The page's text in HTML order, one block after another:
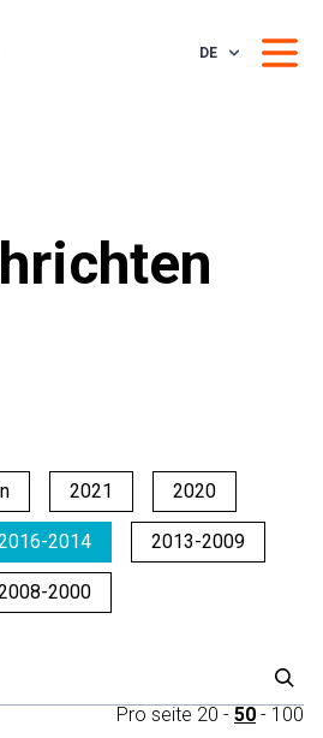
DE
2021 2020
2014 2013-2009
2000
Pro seite 20 - 50 - 100